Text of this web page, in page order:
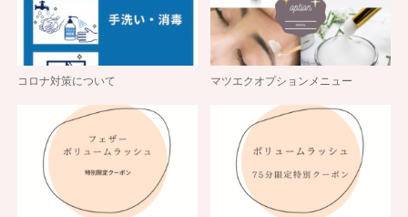
コロナ対策について マツエクオプションメニュー